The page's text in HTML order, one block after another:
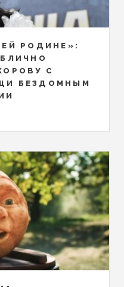
РОДИНЕ»:
С
БЕЗДОМНЫМ